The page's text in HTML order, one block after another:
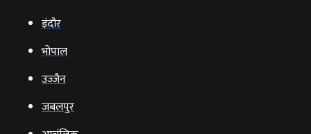
इंदौर
भोपाल
उज्‍जैन
जबलपुर